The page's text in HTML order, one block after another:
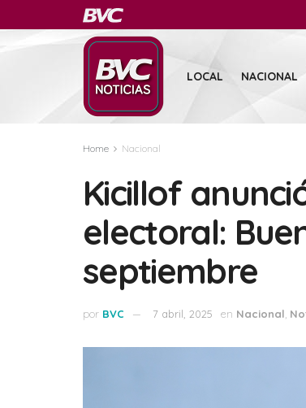
LOCAL NACIONAL
Home Nacional
Kicillof
electoral:
septiembre
por BVC 7 abril, 2025 en Nacional